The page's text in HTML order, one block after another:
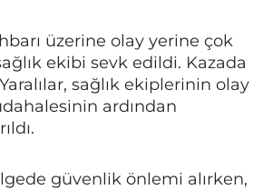
üzerine olay yerine çok
ekibi sevk edildi. Kazada
sağlık ekiplerinin olay
ardından
güvenlik önlemi alırken,